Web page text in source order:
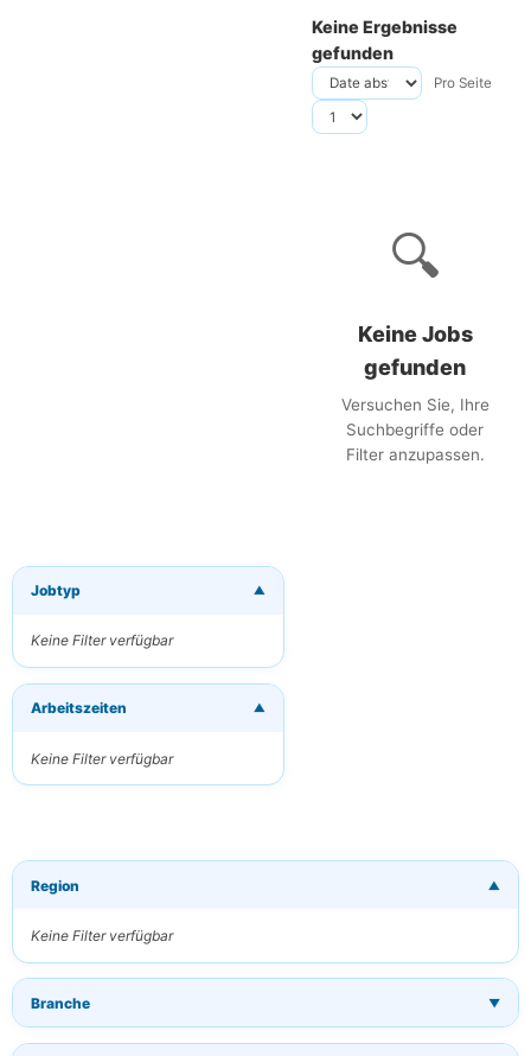
Keine Ergebnisse
gefunden
Pro Seite
🔍
Keine Jobs
gefunden
Versuchen Sie, Ihre
Suchbegriffe oder
Filter anzupassen.
Jobtyp ▼
Keine Filter verfügbar
Arbeitszeiten ▼
Keine Filter verfügbar
Region ▼
Keine Filter verfügbar
Branche ▼